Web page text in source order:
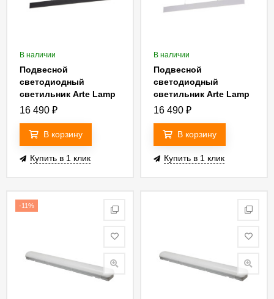
В наличии
Подвесной
светодиодный
светильник Arte Lamp
A2505SP-2BK
16 490 ₽
В корзину
Купить в 1 клик
В наличии
Подвесной
светодиодный
светильник Arte Lamp
A2505SP-2WH
16 490 ₽
В корзину
Купить в 1 клик
-11%